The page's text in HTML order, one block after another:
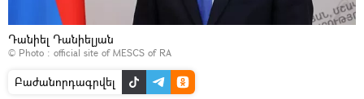
Դանիել Դանիելյան
© Photo : official site of MESCS of RA
Բաժանորդագրվել